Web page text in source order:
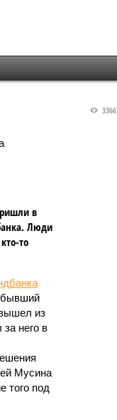
3366
в
Люди
то
бывший
из
него в
Мусина
того под